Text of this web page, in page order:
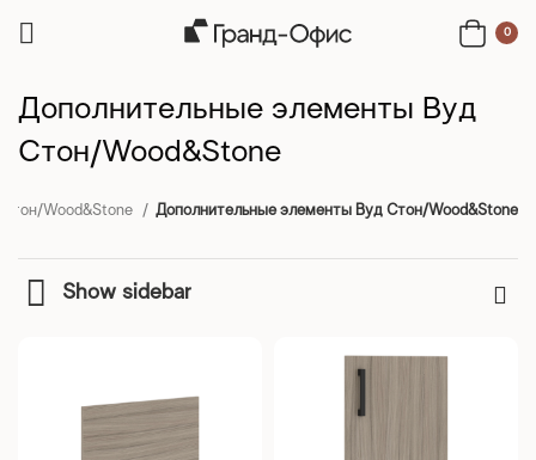
0
Дополнительные элементы Вуд
Стон/Wood&Stone
Wood&Stone Дополнительные элементы Вуд Стон/Wood&Stone
Show sidebar